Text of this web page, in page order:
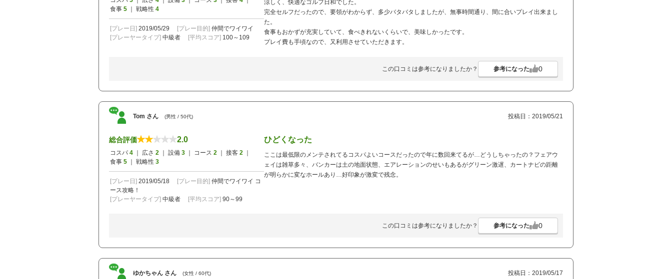
食事 5 ｜ 戦略性 4
[プレー日] 2019/05/29 [プレー目的] 仲間でワイワイ
[プレーヤータイプ] 中級者 [平均スコア] 100～109
涼しく、快適なゴルフ日和でした。
完全セルフだったので、要領がわからず、多少バタバタしましたが、無事時間通り、間に合いプレイ出来まし
た。
食事もおかずが充実していて、食べきれないくらいで、美味しかったです。
プレイ費も手頃なので、又利用させていただきます。
この口コミは参考になりましたか？ 参考になった 0
Tom さん (男性 / 50代) 投稿日：2019/05/21
総合評価 2.0
コスパ 4 ｜ 広さ 2 ｜ 設備 3 ｜ コース 2 ｜ 接客 2
食事 5 ｜ 戦略性 3
[プレー日] 2019/05/18 [プレー目的] 仲間でワイワイ コ
ース攻略！
[プレーヤータイプ] 中級者 [平均スコア] 90～99
ひどくなった
ここは最低限のメンテされてるコスパよいコースだったので年に数回来てるが…どうしちゃったの？フェアウ
ェイは雑草多々、バンカーは土の地面状態、エアレーションのせいもあるがグリーン激遅、カートナビの距離
が明らかに変なホールあり…好印象が激変で残念。
この口コミは参考になりましたか？ 参考になった 0
ゆかちゃん さん (女性 / 60代) 投稿日：2019/05/17